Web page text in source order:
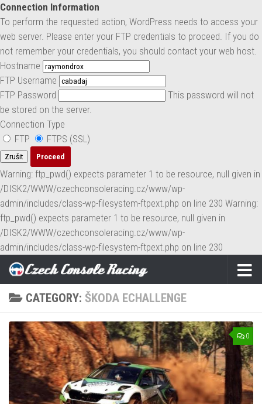
Connection Information
To perform the requested action, WordPress needs to access your
web server. Please enter your FTP credentials to proceed. If you do
not remember your credentials, you should contact your web host.
Hostname
FTP Username
FTP Password
This password will not
be stored on the server.
Connection Type
FTP
FTPS (SSL)
Zrušit
Warning: ftp_pwd() expects parameter 1 to be resource, null given in
/DISK2/WWW/czechconsoleracing.cz/www/wp-
admin/includes/class-wp-filesystem-ftpext.php on line 230 Warning:
ftp_pwd() expects parameter 1 to be resource, null given in
/DISK2/WWW/czechconsoleracing.cz/www/wp-
admin/includes/class-wp-filesystem-ftpext.php on line 230
Skip to content
CATEGORY: ŠKODA ECHALLENGE
0